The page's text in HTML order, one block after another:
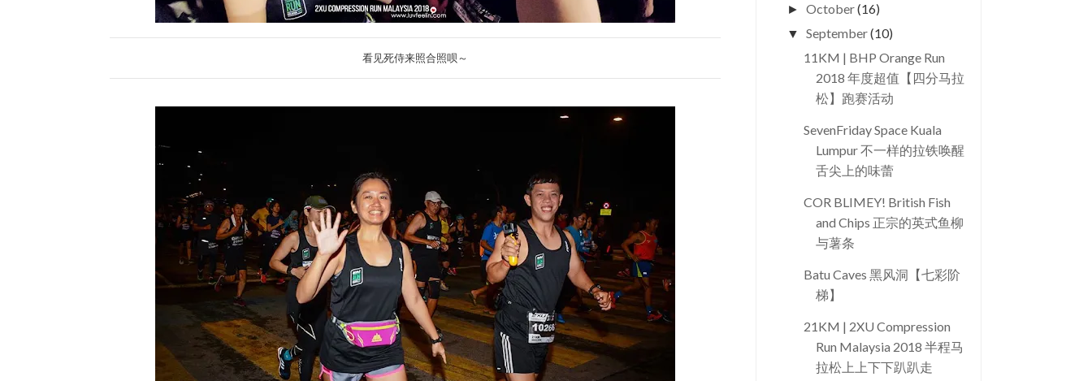
看见死侍来照合照呗～
►October(16)
▼September(10)
11KM | BHP Orange Run
2018 年度超值【四分马拉
松】跑赛活动
SevenFriday Space Kuala
Lumpur 不一样的拉铁唤醒
舌尖上的味蕾
COR BLIMEY! British Fish
and Chips 正宗的英式鱼柳
与薯条
Batu Caves 黑风洞【七彩阶
梯】
21KM | 2XU Compression
Run Malaysia 2018 半程马
拉松上上下下趴趴走